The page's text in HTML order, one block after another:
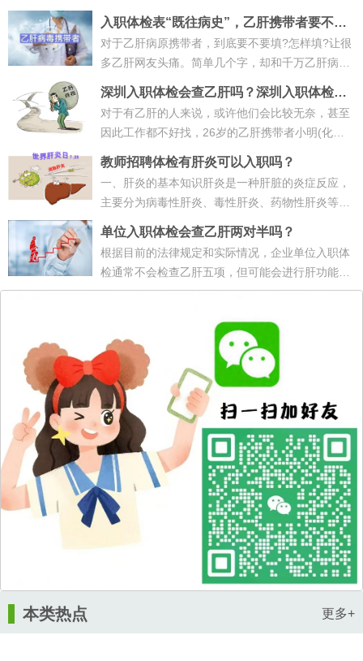
入职体检表“既往病史”，乙肝携带者要不要
填？
对于乙肝病原携带者，到底要不要填?怎样填?让很
多乙肝网友头痛。简单几个字，却和千万乙肝病原
深圳入职体检会查乙肝吗？深圳入职体检不
合格要如何应对处理？
对于有乙肝的人来说，或许他们会比较无奈，甚至
因此工作都不好找，26岁的乙肝携带者小明(化名)
教师招聘体检有肝炎可以入职吗？
一、肝炎的基本知识肝炎是一种肝脏的炎症反应，
主要分为病毒性肝炎、毒性肝炎、药物性肝炎等。
单位入职体检会查乙肝两对半吗？
根据目前的法律规定和实际情况，企业单位入职体
检通常不会检查乙肝五项，但可能会进行肝功能检
查。以下是详细说明：1. 是否检查乙···
本类热点 更多+